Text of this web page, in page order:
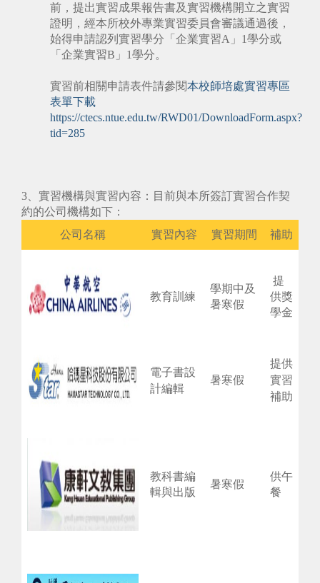
前，提出實習成果報告書及實習機構開立之實習
證明，經本所校外專業實習委員會審議通過後，
始得申請認列實習學分「企業實習A」1學分或
「企業實習B」1學分。
實習前相關申請表件請參閱本校師培處實習專區
表單下載
https://ctecs.ntue.edu.tw/RWD01/DownloadForm.aspx?
tid=285
3、實習機構與實習內容：目前與本所簽訂實習合作契
約的公司機構如下：
公司名稱
實習內容 實習期間 補助
教育訓練
學期中及
暑寒假
提
供獎
學金
電子書設
計編輯
暑寒假
提供
實習
補助
教科書編
輯與出版
暑寒假
供午
餐